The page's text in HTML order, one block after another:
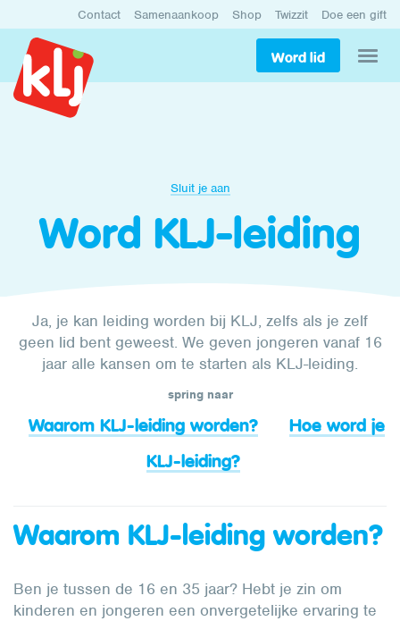
Contact Samenaankoop Shop Twizzit Doe een gift
Word lid
Sluit je aan
Word KLJ-leiding
Ja, je kan leiding worden bij KLJ, zelfs als je zelf
geen lid bent geweest. We geven jongeren vanaf 16
jaar alle kansen om te starten als KLJ-leiding.
spring naar
Waarom KLJ-leiding worden?
Hoe word je
KLJ-leiding?
Waarom KLJ-leiding worden?
Ben je tussen de 16 en 35 jaar? Hebt je zin om
kinderen en jongeren een onvergetelijke ervaring te